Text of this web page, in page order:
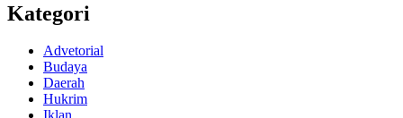
Kategori
Advetorial
Budaya
Daerah
Hukrim